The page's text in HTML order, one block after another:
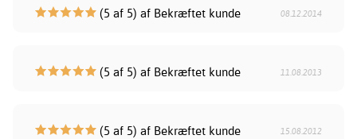
(5 af 5) af Bekræftet kunde 08.12.2014
(5 af 5) af Bekræftet kunde 11.08.2013
(5 af 5) af Bekræftet kunde 15.08.2012